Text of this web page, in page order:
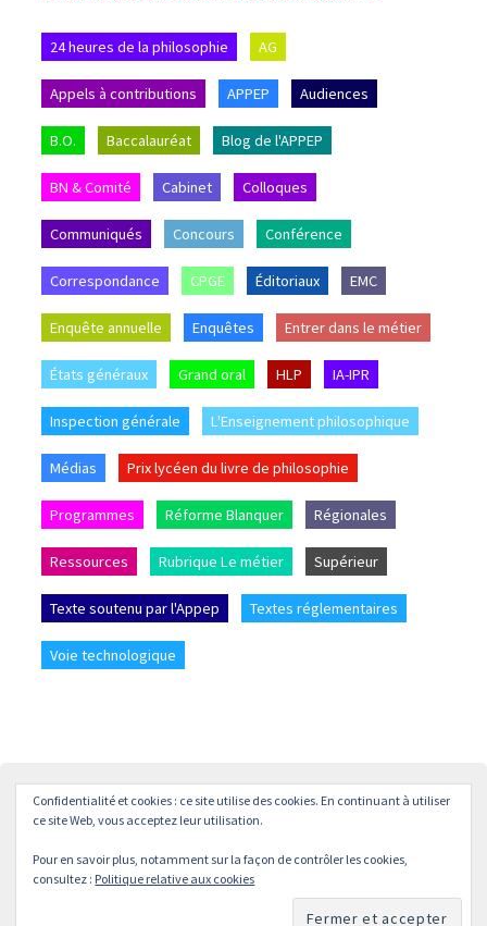
24 heures de la philosophie AG
Appels à contributions APPEP Audiences
B.O. Baccalauréat Blog de l'APPEP
BN & Comité Cabinet Colloques
Communiqués Concours Conférence
Correspondance CPGE Éditoriaux EMC
Enquête annuelle Enquêtes Entrer dans le métier
États généraux Grand oral HLP IA-IPR
Inspection générale L'Enseignement philosophique
Médias Prix lycéen du livre de philosophie
Programmes Réforme Blanquer Régionales
Ressources Rubrique Le métier Supérieur
Texte soutenu par l'Appep Textes réglementaires
Voie technologique
Accueil L’APPEP Adhésion
La revue « L’enseignement
Philosophique »
© APPEP Mentions légales
Contact
Confidentialité et cookies : ce site utilise des cookies. En continuant à utiliser
ce site Web, vous acceptez leur utilisation.
Pour en savoir plus, notamment sur la façon de contrôler les cookies,
consultez : Politique relative aux cookies